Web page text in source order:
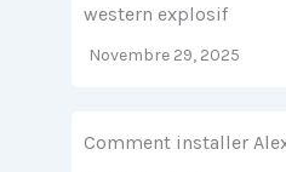
western explosif
Novembre 29, 2025
Comment installer